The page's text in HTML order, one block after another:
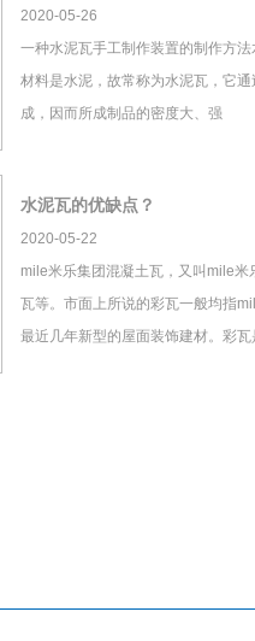
2020-05-26
一种水泥瓦手工制作装置的制作方
材料是水泥，故常称为水泥瓦，它
成，因而所成制品的密度大、强
水泥瓦的优缺点？
2020-05-22
mile米乐集团混凝土瓦，又叫mile米
瓦等。市面上所说的彩瓦一般均指
最近几年新型的屋面装饰建材。彩